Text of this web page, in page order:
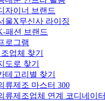
자이너 브랜드
울X무신사 라이징
패션 브랜드
로그램
업체 찾기
도로 찾기
테고리별 찾기
류제조 마스터 300
류제조업체 연계 코디네이터